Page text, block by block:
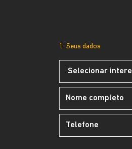
1. Seus dados